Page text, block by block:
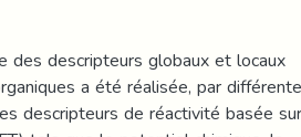
des descripteurs globaux et locaux
a été réalisée, par
descripteurs de réactivité basée